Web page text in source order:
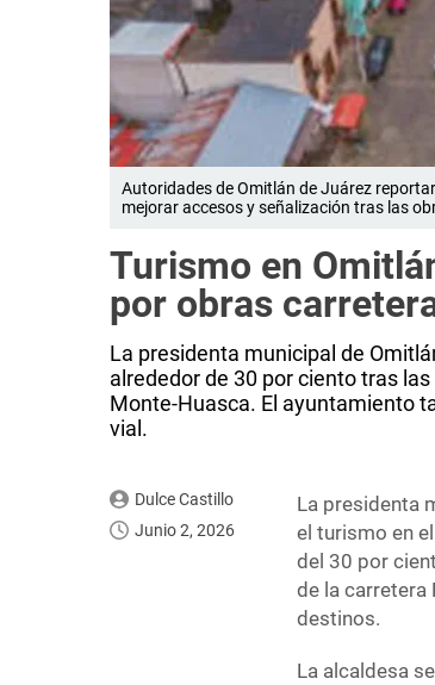
Autoridades de Omitlán de Juárez
mejorar accesos y señalización tras las
Turismo en
por obras
La presidenta municipal de
alrededor de 30 por ciento tras
Monte-Huasca. El ayuntamiento
vial.
Dulce Castillo
Junio 2, 2026
La presidenta
el turismo en
del 30 por
de la carretera
destinos.
La alcaldesa